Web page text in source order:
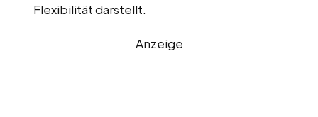
Flexibilität darstellt.
Anzeige